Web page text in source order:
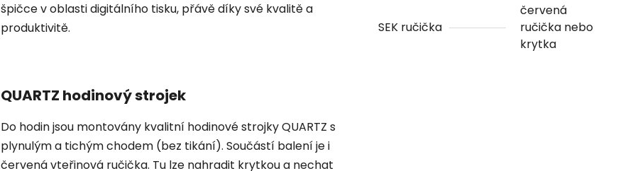
špičce v oblasti digitálního tisku, přávě díky své kvalitě a
produktivitě.
QUARTZ hodinový strojek
Do hodin jsou montovány kvalitní hodinové strojky QUARTZ s
plynulým a tichým chodem (bez tikání). Součástí balení je i
červená vteřinová ručička. Tu lze nahradit krytkou a nechat
SEK ručička
červená
ručička nebo
krytka